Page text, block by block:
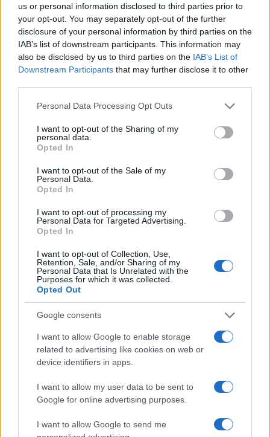
us or personal information disclosed to third parties prior to
your opt-out. You may separately opt-out of the further
disclosure of your personal information by third parties on the
IAB’s list of downstream participants. This information may
also be disclosed by us to third parties on the IAB’s List of
Downstream Participants that may further disclose it to other
Please note that this website/app uses one or more Google
not limited to your visit or usage behaviour. You may click to
grant or deny consent to Google and its third-party tags to
use your data for below specified purposes in below Google
consent section.
Personal Data Processing Opt Outs
I want to opt-out of the Sharing of my
personal data.
Opted In
I want to opt-out of the Sale of my
Personal Data.
Opted In
I want to opt-out of processing my
Personal Data for Targeted Advertising.
Opted In
I want to opt-out of Collection, Use,
Retention, Sale, and/or Sharing of my
Personal Data that Is Unrelated with the
Purposes for which it was collected.
Opted Out
Google consents
I want to allow Google to enable storage
related to advertising like cookies on web or
device identifiers in apps.
I want to allow my user data to be sent to
Google for online advertising purposes.
I want to allow Google to send me
Continua a leggere
BELLEZZA
Come indossare le infradito animalier con stile:
consigli e abbinamenti
BELLEZZA